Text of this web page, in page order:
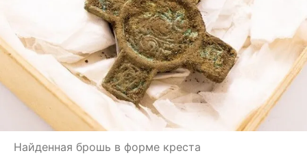
Найденная брошь в форме креста